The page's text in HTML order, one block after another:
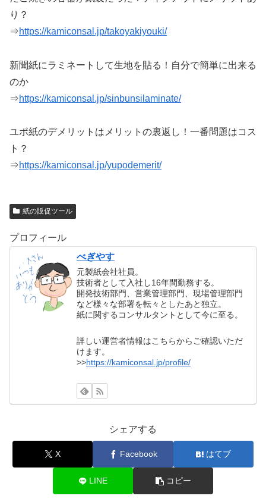
り？
⇒https://kamiconsal.jp/takoyakiyouki/
新聞紙にラミネートして生地を貼る！自分で簡単に出来る
のか
⇒https://kamiconsal.jp/sinbunsilaminate/
ユポ紙のデメリットはメリットの裏返し！一番問題はコス
ト？
⇒https://kamiconsal.jp/yupodemerit/
紙の販促ツール
プロフィール
べぎやす
元製紙会社社員。
技術者として入社し16年間勤務する。
開発技術部門、営業管理部門、現場管理部門
など様々な部署を転々としたあと独立。
紙に関するコンサルタントとして今に至る。
詳しい運営者情報はこちらからご確認いただ
けます。
>>https://kamiconsal.jp/profile/
シェアする
X Facebook はてブ
LINE コピー